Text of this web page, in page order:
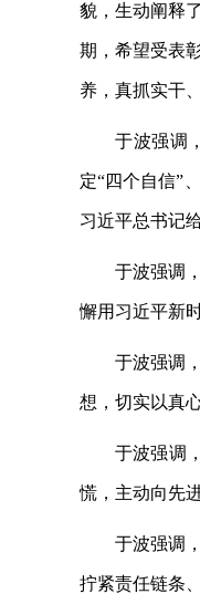
貌，生动阐释
期，希望受表
养，真抓实干
于波强调
定“四个自信”
习近平总书记
于波强调
懈用习近平新
于波强调
想，切实以真
于波强调
慌，主动向先
于波强调
拧紧责任链条